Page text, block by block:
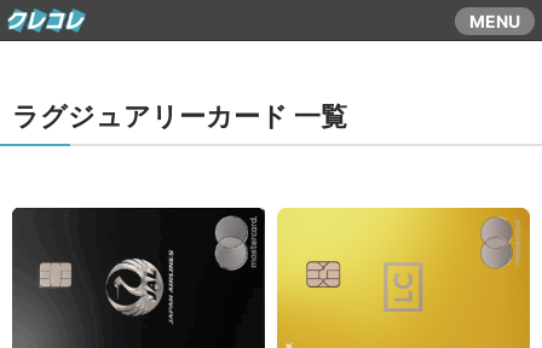
コ
ン
ン
MENU
ラグジュアリーカード 一覧